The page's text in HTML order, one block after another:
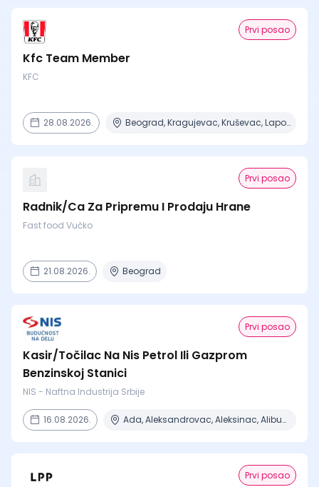
Prvi posao
Kfc Team Member
KFC
28.08.2026. Beograd, Kragujevac, Kruševac, Lapovo, Niš + 4 mesta
Prvi posao
Radnik/Ca Za Pripremu I Prodaju Hrane
Fast food Vučko
21.08.2026. Beograd
Prvi posao
Kasir/Točilac Na Nis Petrol Ili Gazprom
Benzinskoj Stanici
NIS - Naftna Industrija Srbije
16.08.2026. Ada, Aleksandrovac, Aleksinac, Alibunar, Apatin + 206 mesta
Prvi posao